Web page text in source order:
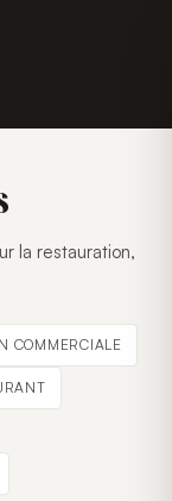
la restauration,
COMMERCIALE